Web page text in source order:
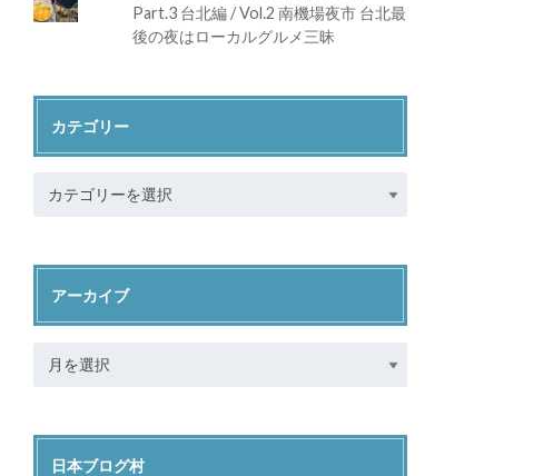
Part.3 台北編 / Vol.2 南機場夜市 台北最
後の夜はローカルグルメ三昧
カテゴリー
アーカイブ
日本ブログ村